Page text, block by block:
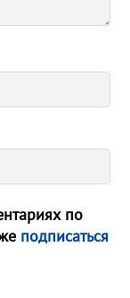
по
подписаться